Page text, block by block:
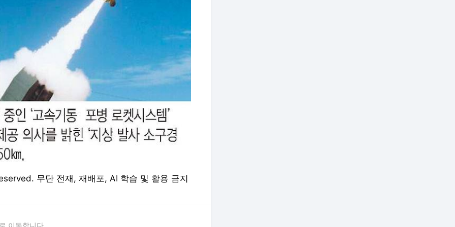
무단 전재, 재배포, AI 학습 및 활용 금지
이동합니다.